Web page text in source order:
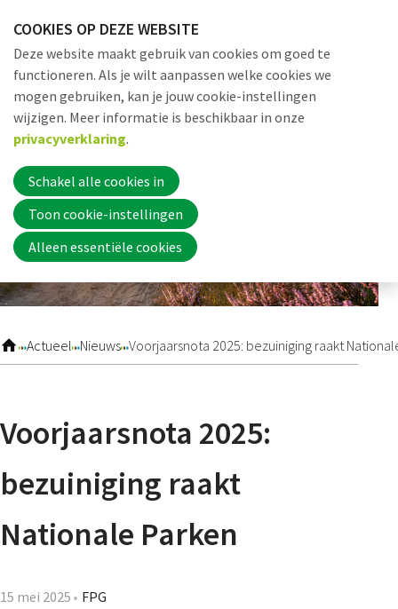
links
over
Jump
to
navigation
to
main
content
Actueel Nieuws Voorjaarsnota 2025: bezuiniging raakt
Voorjaarsnota 2025:
bezuiniging raakt
Nationale Parken
15 mei 2025 FPG
Word nu lid
Nieuwsbrief
COOKIES OP DEZE WEBSITE
Deze website maakt gebruik van cookies om goed te
functioneren. Als je wilt aanpassen welke cookies we
mogen gebruiken, kan je jouw cookie-instellingen
wijzigen. Meer informatie is beschikbaar in onze
privacyverklaring.
Schakel alle cookies in
Toon cookie-instellingen
Alleen essentiële cookies